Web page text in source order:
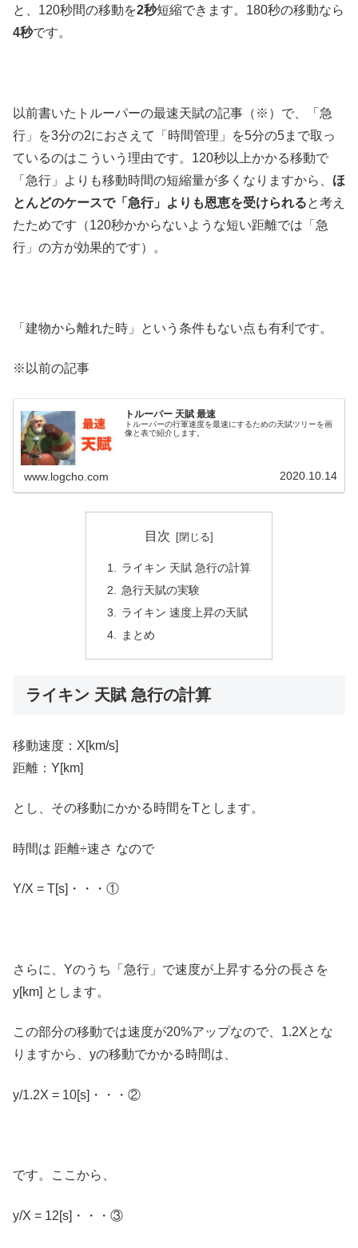
と、120秒間の移動を2秒短縮できます。180秒の移動なら
4秒です。
以前書いたトルーパーの最速天賦の記事（※）で、「急
行」を3分の2におさえて「時間管理」を5分の5まで取っ
ているのはこういう理由です。120秒以上かかる移動で
「急行」よりも移動時間の短縮量が多くなりますから、 ほ
とんどのケースで「急行」よりも恩恵を受けられると考え
たためです（120秒かからないような短い距離では「急
行」の方が効果的です）。
「建物から離れた時」という条件もない点も有利です。
※以前の記事
トルーパー 天賦 最速
トルーパーの行軍速度を最速にするための天賦ツリーを画
像と表で紹介します。
www.logcho.com 2020.10.14
目次
ライキン 天賦 急行の計算
急行天賦の実験
ライキン 速度上昇の天賦
まとめ
ライキン 天賦 急行の計算
移動速度：X[km/s]
距離：Y[km]
とし、その移動にかかる時間をTとします。
時間は 距離÷速さ なので
Y/X = T[s]・・・①
さらに、Yのうち「急行」で速度が上昇する分の長さを
y[km] とします。
この部分の移動では速度が20%アップなので、1.2Xとな
りますから、yの移動でかかる時間は、
y/1.2X = 10[s]・・・②
です。ここから、
y/X = 12[s]・・・③